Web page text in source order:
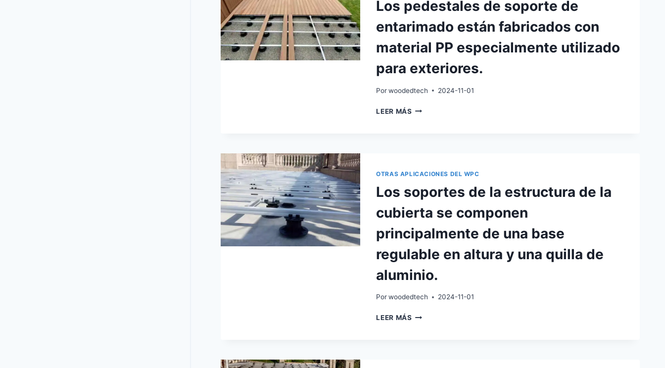
PARA
CUALQUIER
EXTERIOR
Los pedestales de soporte de
entarimado están fabricados con
material PP especialmente utilizado
para exteriores.
Por woodedtech 2024-11-01
LEER MÁS LOS
ESTÁN
CON
MATERIAL
PP
UTILIZADO
PARA
EXTERIORES.
OTRAS APLICACIONES DEL WPC
Los soportes de la estructura de la
cubierta se componen
principalmente de una base
regulable en altura y una quilla de
aluminio.
Por woodedtech 2024-11-01
LEER MÁS LOS